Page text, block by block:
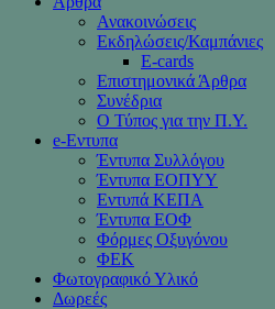
Ανακοινώσεις
Εκδηλώσεις/Καμπάνιες
Ε-cards
Επιστημονικά Άρθρα
Συνέδρια
Ο Τύπος για την Π.Υ.
e-Eντυπα
Έντυπα Συλλόγου
Έντυπα ΕΟΠΥΥ
Εντυπά ΚΕΠΑ
Έντυπα ΕΟΦ
Φόρμες Οξυγόνου
ΦΕΚ
Φωτογραφικό Υλικό
Δωρεές